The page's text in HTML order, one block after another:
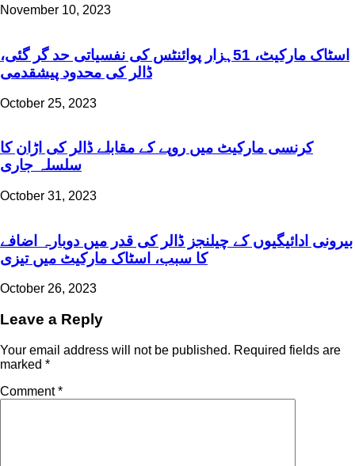
November 10, 2023
اسٹاک مارکیٹ، 51ہزار پوائنٹس کی نفسیاتی حد گر گئی،
ڈالر کی محدود پیشقدمی
October 25, 2023
کرنسی مارکیٹ میں روپے کے مقابلے ڈالر کی اڑان کا
سلسلہ جاری
October 31, 2023
بیرونی ادائیگیوں کے چیلنجز ڈالر کی قدر میں دوبارہ اضافے
کا سبب، اسٹاک مارکیٹ میں تیزی
October 26, 2023
Leave a Reply
Your email address will not be published. Required fields are
marked *
Comment*